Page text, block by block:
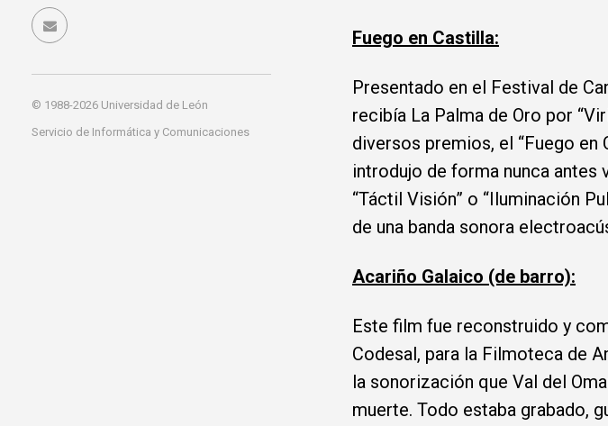
© 1988-2026 Universidad de León
Servicio de Informática y Comunicaciones
Fuego en Castilla:
Presentado en el Festival de
recibía La Palma de Oro por
diversos premios, el “Fuego en
introdujo de forma nunca antes
“Táctil Visión” o “Iluminación
de una banda sonora
Acariño Galaico (de barro):
Este film fue reconstruido y
Codesal, para la Filmoteca de
la sonorización que Val del
muerte. Todo estaba grabado,